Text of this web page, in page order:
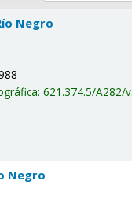
Negro
621.374.5/A282/
Negro